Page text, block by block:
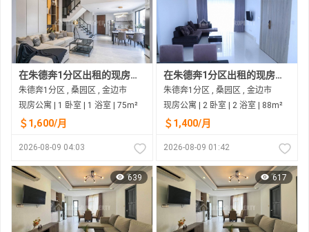
在朱德奔1分区出租的现房公寓
朱德奔1分区 , 桑园区 , 金边市
现房公寓 | 1 卧室 | 1 浴室 | 75m²
＄1,600/月
2026-08-09 04:03
在朱德奔1分区出租的现房公寓
朱德奔1分区 , 桑园区 , 金边市
现房公寓 | 2 卧室 | 2 浴室 | 88m²
＄1,400/月
2026-08-09 01:42
639 617